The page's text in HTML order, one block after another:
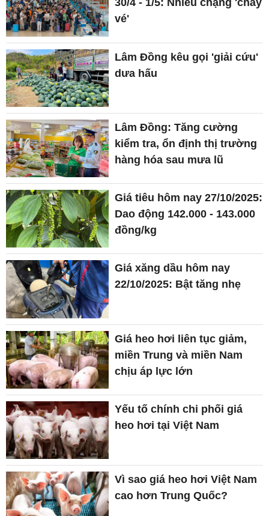
30/4 - 1/5: Nhiều chặng 'cháy
vé'
Lâm Đồng kêu gọi 'giải cứu'
dưa hấu
Lâm Đồng: Tăng cường
kiểm tra, ổn định thị trường
hàng hóa sau mưa lũ
Giá tiêu hôm nay 27/10/2025:
Dao động 142.000 - 143.000
đồng/kg
Giá xăng dầu hôm nay
22/10/2025: Bật tăng nhẹ
Giá heo hơi liên tục giảm,
miền Trung và miền Nam
chịu áp lực lớn
Yếu tố chính chi phối giá
heo hơi tại Việt Nam
Vì sao giá heo hơi Việt Nam
cao hơn Trung Quốc?